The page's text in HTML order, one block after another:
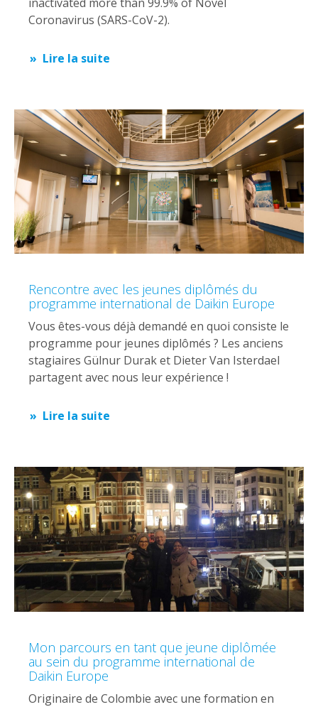
Coronavirus (SARS-CoV-2).
Lire la suite
Rencontre avec les jeunes diplômés du
programme international de Daikin Europe
Vous êtes-vous déjà demandé en quoi consiste le
programme pour jeunes diplômés ? Les anciens
stagiaires Gülnur Durak et Dieter Van Isterdael
partagent avec nous leur expérience !
Lire la suite
Mon parcours en tant que jeune diplômée
au sein du programme international de
Daikin Europe
Originaire de Colombie avec une formation en